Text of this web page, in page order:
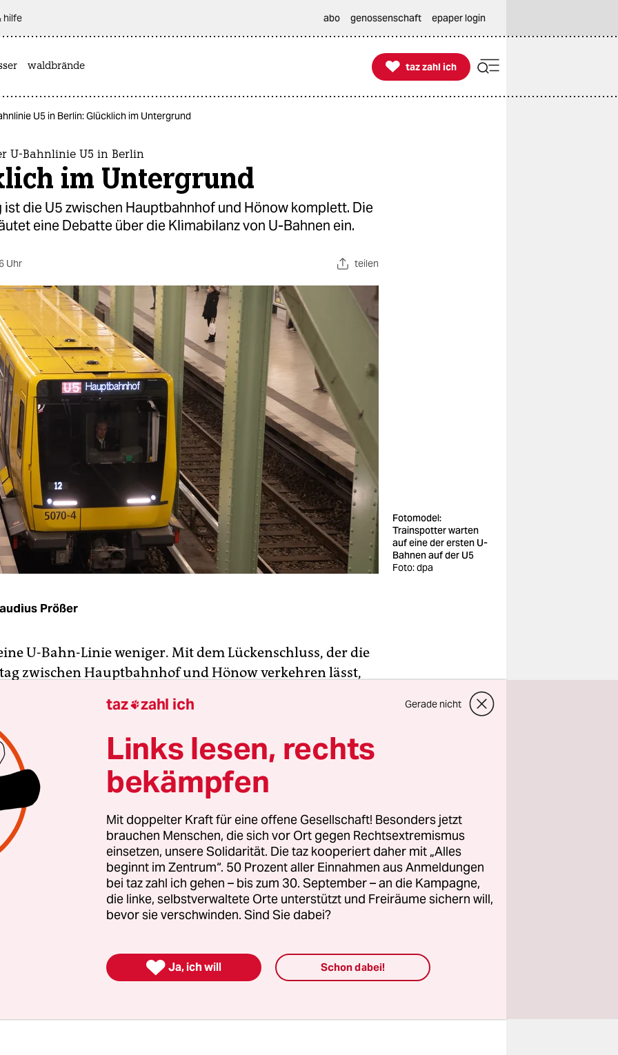
hilfe abo genossenschaft epaper login
waldbrände 
taz zahl ich
taz zahl ich
U5 in Berlin: Glücklich im Untergrund
U-Bahnlinie U5 in Berlin
im Untergrund
ist die U5 zwischen Hauptbahnhof und Hönow komplett. Die
eine Debatte über die Klimabilanz von U-Bahnen ein.
Uhr teilen
Fotomodel:
Trainspotter warten
auf eine der ersten U-
Bahnen auf der U5
Foto: dpa
Prößer
U-Bahn-Linie weniger. Mit dem Lückenschluss, der die
zwischen Hauptbahnhof und Hönow verkehren lässt,
– endgültig Geschichte. Dafür können die
ab sofort nicht nur die neu gebauten Bahnhöfe Rotes
und Unter den Linden bewundern, sondern
Station Bundestag, die lange Jahre eine Schattenexistenz
am Freitagnachmittag dann auch ausgiebig. Unter den
dutzender Sicherheitsleute, die einen
Ablauf gewährleisten sollen, wird hin- und
geknipst und gefilmt. „Komm, wir steigen erst Alex aus
die nächste Bahn zurück“, sagt eine Frau zu ihrem
taz zahl ich Gerade nicht
Links lesen, rechts
bekämpfen
Mit doppelter Kraft für eine offene Gesellschaft! Besonders jetzt
brauchen Menschen, die sich vor Ort gegen Rechtsextremismus
einsetzen, unsere Solidarität. Die taz kooperiert daher mit „Alles
beginnt im Zentrum“. 50 Prozent aller Einnahmen aus Anmeldungen
bei taz zahl ich gehen – bis zum 30. September – an die Kampagne,
die linke, selbstverwaltete Orte unterstützt und Freiräume sichern will,
bevor sie verschwinden. Sind Sie dabei?
 Ja, ich will Schon dabei!